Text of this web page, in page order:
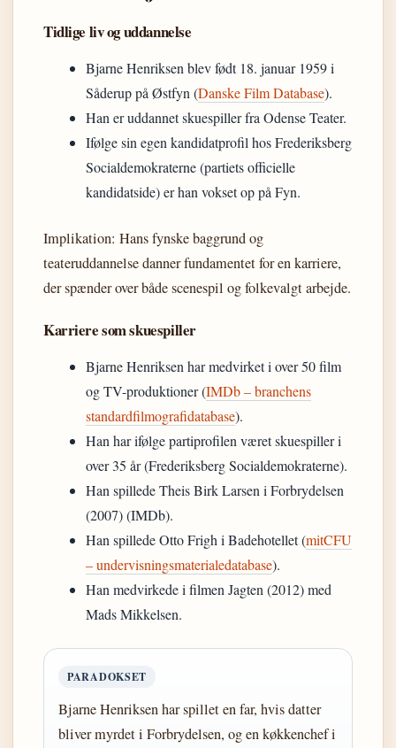
Tidlige liv og uddannelse
Bjarne Henriksen blev født 18. januar 1959 i
Såderup på Østfyn (Danske Film Database).
Han er uddannet skuespiller fra Odense Teater.
Ifølge sin egen kandidatprofil hos Frederiksberg
Socialdemokraterne (partiets officielle
kandidatside) er han vokset op på Fyn.
Implikation: Hans fynske baggrund og
teateruddannelse danner fundamentet for en karriere,
der spænder over både scenespil og folkevalgt arbejde.
Karriere som skuespiller
Bjarne Henriksen har medvirket i over 50 film
og TV-produktioner (IMDb – branchens
standardfilmografidatabase).
Han har ifølge partiprofilen været skuespiller i
over 35 år (Frederiksberg Socialdemokraterne).
Han spillede Theis Birk Larsen i Forbrydelsen
(2007) (IMDb).
Han spillede Otto Frigh i Badehotellet (mitCFU
– undervisningsmaterialedatabase).
Han medvirkede i filmen Jagten (2012) med
Mads Mikkelsen.
PARADOKSET
Bjarne Henriksen har spillet en far, hvis datter
bliver myrdet i Forbrydelsen, og en køkkenchef i